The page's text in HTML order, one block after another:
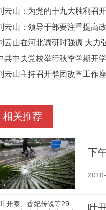
云山：为党的十九大胜利召
云山：领导干部要注重提高
云山在河北调研时强调 大力
共中央党校举行秋季学期开
云山主持召开群团改革工作
相关推荐
下
叶